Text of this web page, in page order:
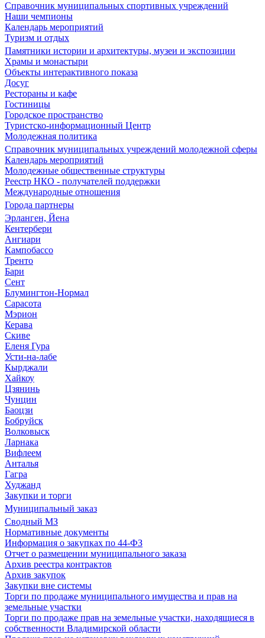
Справочник муниципальных спортивных учреждений
Наши чемпионы
Календарь мероприятий
Туризм и отдых
Памятники истории и архитектуры, музеи и экспозиции
Храмы и монастыри
Объекты интерактивного показа
Досуг
Рестораны и кафе
Гостиницы
Городское пространство
Туристско-информационный Центр
Молодежная политика
Справочник муниципальных учреждений молодежной сферы
Календарь мероприятий
Молодежные общественные структуры
Реестр НКО - получателей поддержки
Международные отношения
Города партнеры
Эрланген, Йена
Кентербери
Ангиари
Кампобассо
Тренто
Бари
Сент
Блумингтон-Нормал
Сарасота
Мэрион
Керава
Скиве
Еленя Гура
Усти-на-лабе
Кырджали
Хайкоу
Цзянинь
Чунцин
Баоцзи
Бобруйск
Волковыск
Ларнака
Вифлеем
Анталья
Гагра
Худжанд
Закупки и торги
Муниципальный заказ
Сводный МЗ
Нормативные документы
Информация о закупках по 44-ФЗ
Отчет о размещении муниципального заказа
Архив реестра контрактов
Архив закупок
Закупки вне системы
Торги по продаже муниципального имущества и прав на
земельные участки
Торги по продаже прав на земельные участки, находящиеся в
собственности Владимирской области